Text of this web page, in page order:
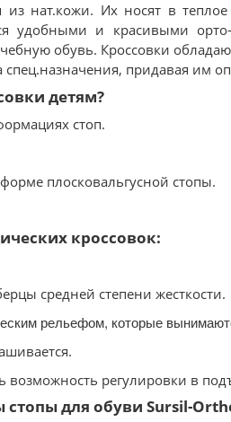
нат.кожи. Их носят в
удобными и красивыми
обувь. Кроссовки
спец.назначения, придавая им
детям?
стоп.
плосковальгусной стопы.
кроссовок:
средней степени жесткости.
рельефом, которые
возможность регулировки в
стопы для обуви Sursil-